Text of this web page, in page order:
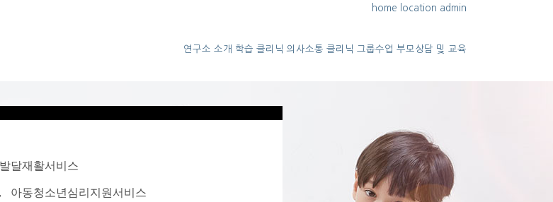
달재활서비스
동청소년심리지원서비스
home location admin
연구소 소개 학습 클리닉 의사소통 클리닉 그룹수업 부모상담 및 교육